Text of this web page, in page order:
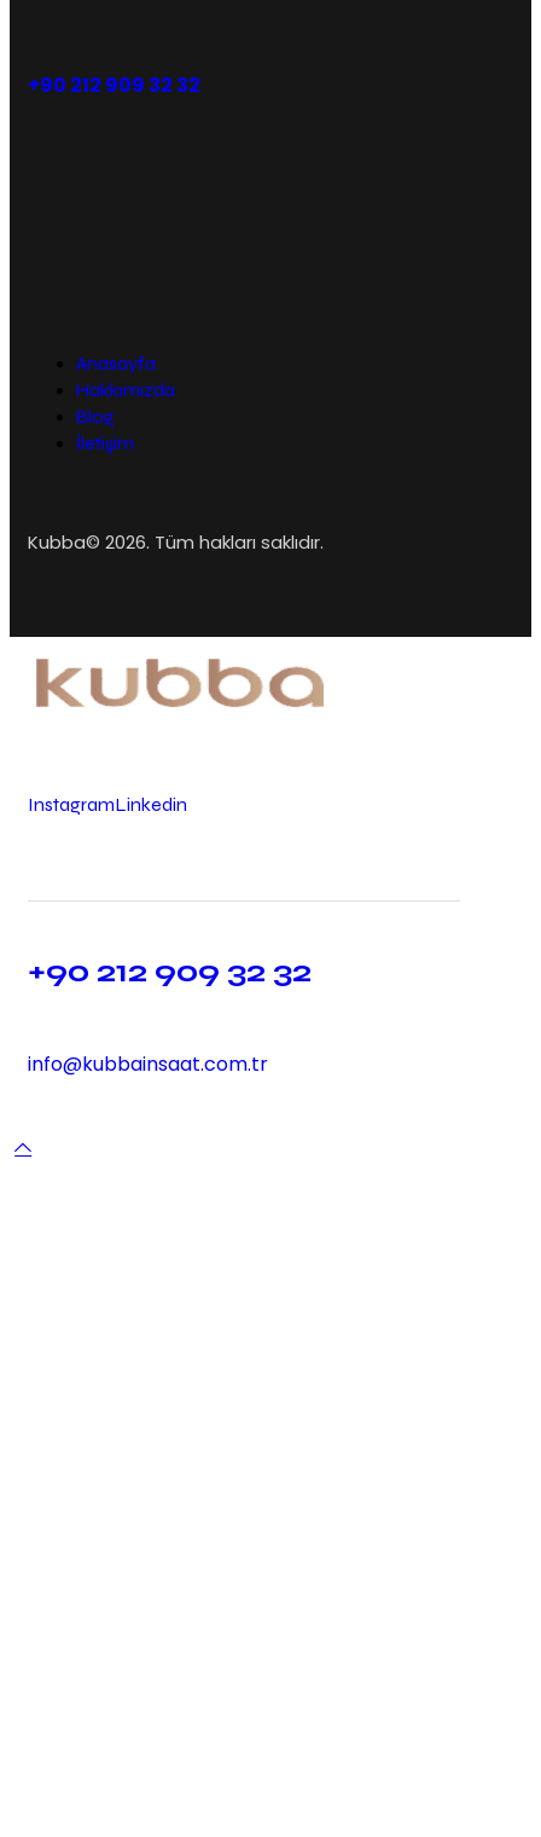
+90 212 909 32 32
Anasayfa
Hakkımızda
Blog
İletişim
Kubba© 2026. Tüm hakları saklıdır.
InstagramLinkedin
+90 212 909 32 32
info@kubbainsaat.com.tr